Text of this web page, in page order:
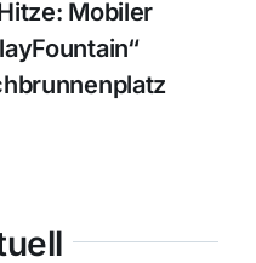
Mobiler